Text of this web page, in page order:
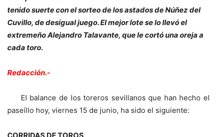
tenido suerte con el sorteo de los astados de Núñez del
Cuvillo, de desigual juego. El mejor lote se lo llevó el
extremeño Alejandro Talavante, que le cortó una oreja a
cada toro.
Redacción.-
El balance de los toreros sevillanos que han hecho el
paseíllo hoy, viernes 15 de junio, ha sido el siguiente: